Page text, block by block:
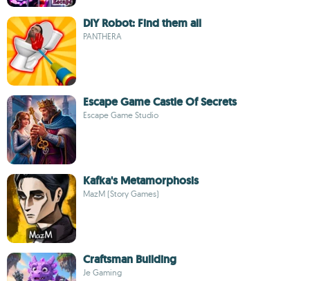
DIY Robot: Find them all
PANTHERA
Escape Game Castle Of Secrets
Escape Game Studio
Kafka's Metamorphosis
MazM (Story Games)
Craftsman Building
Je Gaming